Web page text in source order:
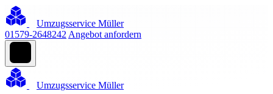
Umzugsservice Müller
01579-2648242 Angebot anfordern
Umzugsservice Müller